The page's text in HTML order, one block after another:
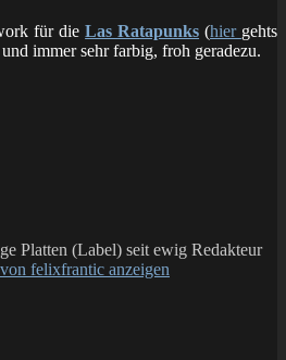
für dieLas Ratapunks (hier gehts
immer sehr farbig, froh geradezu.
Platten (Label) seit ewig Redakteur
felixfrantic anzeigen